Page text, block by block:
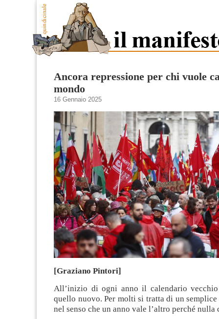
Ancora repressione per chi vuole
mondo
16 Gennaio 2025
[Graziano Pintori]
All’inizio di ogni anno il calendario
quello nuovo. Per molti si tratta di un semplice
nel senso che un anno vale l’altro perché nulla